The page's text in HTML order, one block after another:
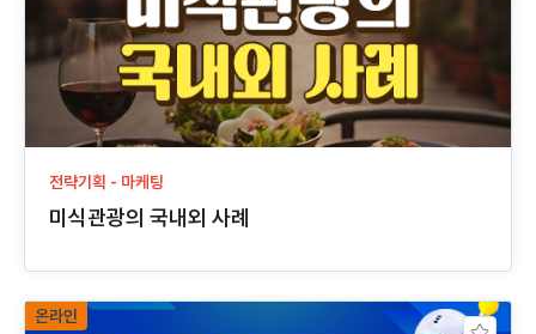
전략기획 - 마케팅
미식관광의 국내외 사례
온라인